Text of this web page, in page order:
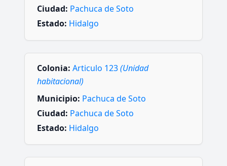
Ciudad: Pachuca de Soto
Estado: Hidalgo
Colonia: Articulo 123(Unidad
habitacional)
Municipio: Pachuca de Soto
Ciudad: Pachuca de Soto
Estado: Hidalgo